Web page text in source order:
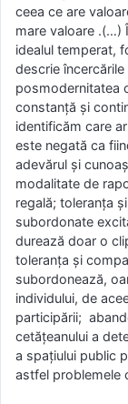
ceea ce are
mare valoare .(…)
idealul temperat,
descrie
posmodernitatea
constanță și
identificăm care
este negată ca
adevărul și
modalitate de
regală; toleranța
subordonate
durează doar o
toleranța și
subordonează,
individului, de
participării;
cetățeanului a
a spațiului public
astfel problemele